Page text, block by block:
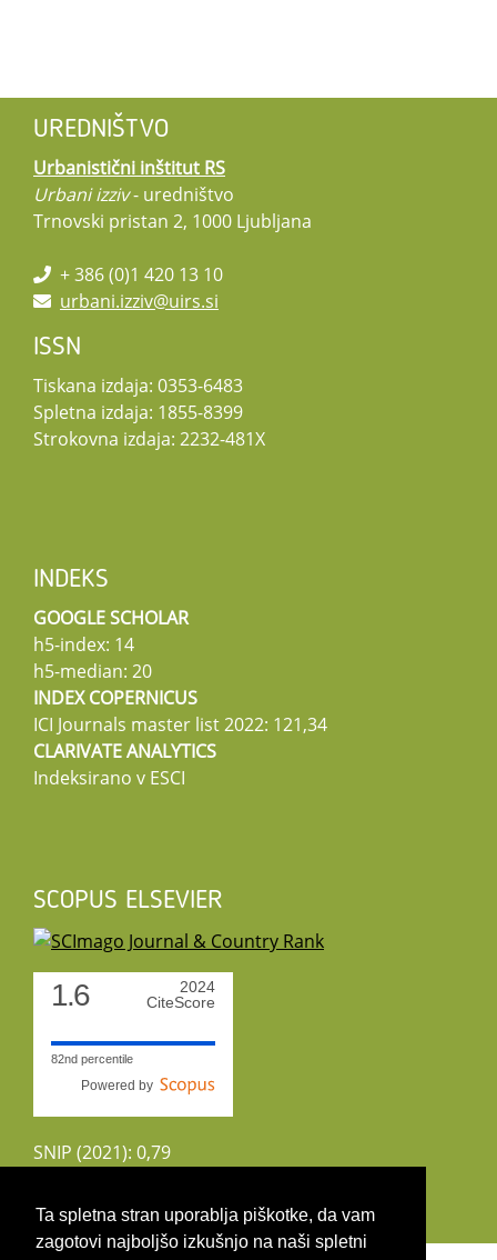
Ta spletna stran uporablja piškotke, da vam
zagotovi najboljšo izkušnjo na naši spletni
UREDNIŠTVO
Urbanistični inštitut RS
Urbani izziv- uredništvo
Trnovski pristan 2, 1000 Ljubljana
+ 386 (0)1 420 13 10
urbani.izziv@uirs.si
ISSN
Tiskana izdaja: 0353-6483
Spletna izdaja: 1855-8399
Strokovna izdaja: 2232-481X
INDEKS
GOOGLE SCHOLAR
h5-index: 14
h5-median: 20
INDEX COPERNICUS
ICI Journals master list 2022: 121,34
CLARIVATE ANALYTICS
Indeksirano v ESCI
SCOPUS ELSEVIER
1.6
2024
CiteScore
82nd percentile
Powered by
SNIP (2021): 0,79